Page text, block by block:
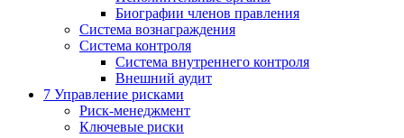
Биографии членов правления
Система вознаграждения
Система контроля
Система внутреннего контроля
Внешний аудит
7 Управление рисками
Риск-менеджмент
Ключевые риски